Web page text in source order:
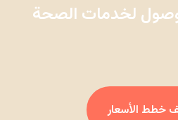
لخدمات الصحة
خطط الأسعار